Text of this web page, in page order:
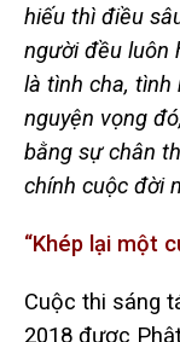
hiếu thì điều
người đều luôn
là tình cha,
nguyện vọng
bằng sự chân
chính cuộc đời
“Khép lại một
Cuộc thi sáng
2018 được